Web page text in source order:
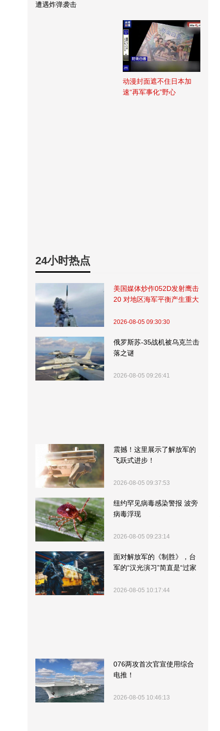
遭遇炸弹袭击
动漫封面遮不住日本加
速“再军事化”野心
24小时热点
美国媒体炒作052D发射鹰击
20 对地区海军平衡产生重大
2026-08-05 09:30:30
俄罗斯苏-35战机被乌克兰击
落之谜
2026-08-05 09:26:41
震撼！这里展示了解放军的
飞跃式进步！
2026-08-05 09:37:53
纽约罕见病毒感染警报 波旁
病毒浮现
2026-08-05 09:23:14
面对解放军的《制胜》，台
军的“汉光演习”简直是“过家
2026-08-05 10:17:44
076两攻首次官宣使用综合
电推！
2026-08-05 10:46:13